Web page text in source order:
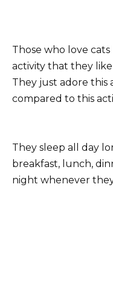
Those who love
activity that they
They just adore this
compared to this
They sleep all day
breakfast, lunch,
night whenever